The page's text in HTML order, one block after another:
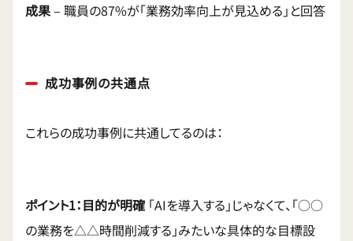
成果– 職員の87%が「業務効率向上が見込める」と回答
成功事例の共通点
これらの成功事例に共通してるのは：
ポイント1：目的が明確 「AIを導入する」じゃなくて、「○○
の業務を△△時間削減する」みたいな具体的な目標設